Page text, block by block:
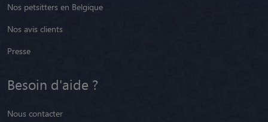
Nos petsitters en Belgique
Nos avis clients
Presse
Besoin d'aide ?
Nous contacter